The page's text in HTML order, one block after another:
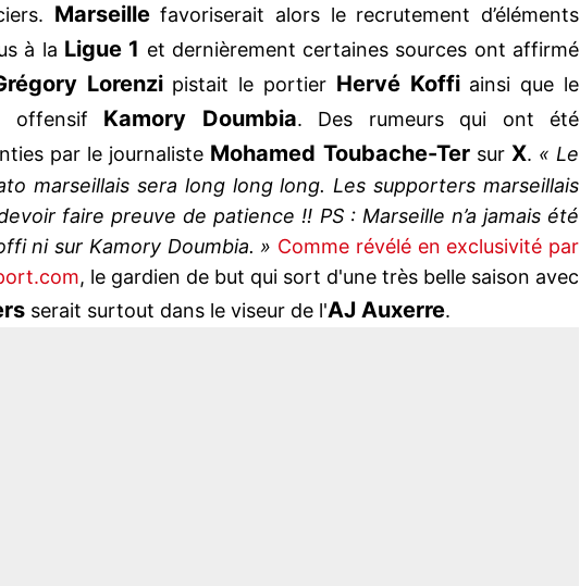
Marseillefavoriserait alors le recrutement d’éléments
à la Ligue 1 et dernièrement certaines sources ont affirmé
Lorenzi pistait le portier Hervé Koffiainsi que le
offensif Kamory Doumbia. Des rumeurs qui ont été
par le journaliste Mohamed Toubache-TersurX. « Le
marseillais sera long long long. Les supporters marseillais
faire preuve de patience !! PS : Marseille n’a jamais été
ni sur Kamory Doumbia. » Comme révélé en exclusivité par
, le gardien de but qui sort d'une très belle saison avec
serait surtout dans le viseur de l'AJ Auxerre.